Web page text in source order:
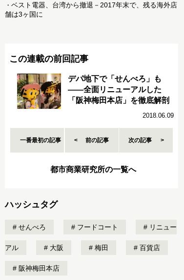
・ ベスト電器、台湾から撤退－2017年末で、残る海外店
舗は3ヶ国に
この連載の前回記事
デパ地下で「せんべろ」も
――全面リニューアルした
「阪神梅田本店」を徹底解剖
2018.06.09
一番最初の記事 前の記事 次の記事
都市商業研究所の一覧へ
ハッシュタグ
せんべろ フードコート リニュー
アル 大阪 梅田 百貨店
阪神梅田本店